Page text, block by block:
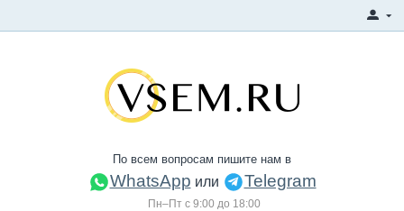
По всем вопросам пишите нам в
WhatsApp или Telegram
Пн–Пт с 9:00 до 18:00